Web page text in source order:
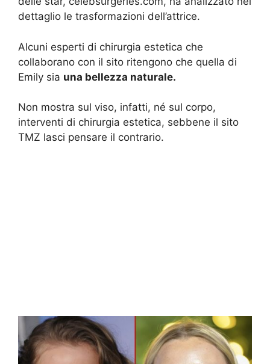
dettaglio le trasformazioni dell’attrice.
Alcuni esperti di chirurgia estetica che
collaborano con il sito ritengono che quella di
Emily sia una bellezza naturale.
Non mostra sul viso, infatti, né sul corpo,
interventi di chirurgia estetica, sebbene il sito
TMZ lasci pensare il contrario.